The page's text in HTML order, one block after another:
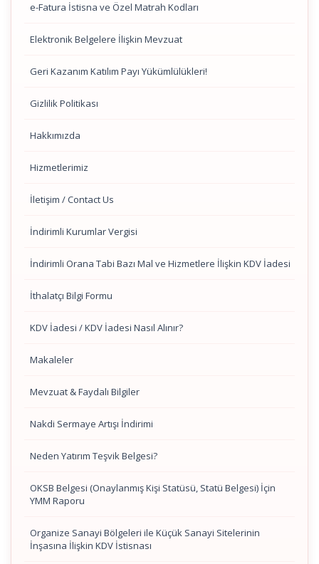
e-Fatura İstisna ve Özel Matrah Kodları
Elektronik Belgelere İlişkin Mevzuat
Geri Kazanım Katılım Payı Yükümlülükleri!
Gizlilik Politikası
Hakkımızda
Hizmetlerimiz
İletişim / Contact Us
İndirimli Kurumlar Vergisi
İndirimli Orana Tabi Bazı Mal ve Hizmetlere İlişkin KDV İadesi
İthalatçı Bilgi Formu
KDV İadesi / KDV İadesi Nasıl Alınır?
Makaleler
Mevzuat & Faydalı Bilgiler
Nakdi Sermaye Artışı İndirimi
Neden Yatırım Teşvik Belgesi?
OKSB Belgesi (Onaylanmış Kişi Statüsü, Statü Belgesi) İçin
YMM Raporu
Organize Sanayi Bölgeleri ile Küçük Sanayi Sitelerinin
İnşasına İlişkin KDV İstisnası